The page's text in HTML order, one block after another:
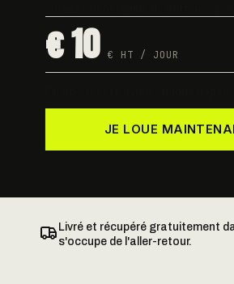
€ 10 € HT / JOUR
JE LOUE
Livré et récupéré gratuitement
s'occupe de l'aller-retour.